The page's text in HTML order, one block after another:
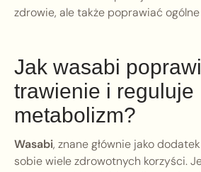
zdrowie, ale także poprawiać
Jak wasabi
trawienie i reguluje
metabolizm?
Wasabi, znane głównie jako
sobie wiele zdrowotnych korzyści.